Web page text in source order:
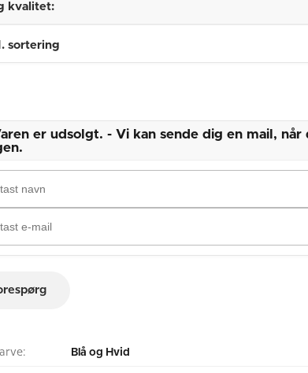
kvalitet:
sortering
er udsolgt. - Vi kan sende dig en mail,
Blå og Hvid